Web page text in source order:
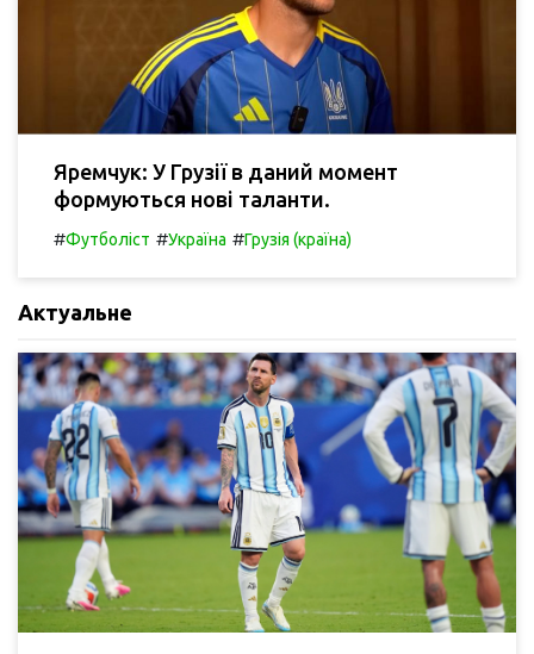
Яремчук: У Грузії в даний момент
формуються нові таланти.
#Футболіст #Україна #Грузія (країна)
Актуальне